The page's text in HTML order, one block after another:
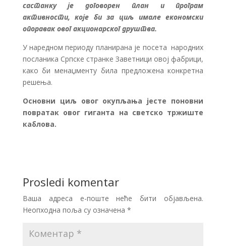
састанку је договорен план и програм
активности, које би за циљ имале економски
опоравак овог акционарског друштва.
У наредном периоду планирана је посета народних
посланика Српске странке Заветници овој фабрици,
како би менаџменту била предложена конкретна
решења.
Основни циљ овог окупљања јесте поновни
повратак овог гиганта на светско тржиште
каблова.
Prosledi komentar
Ваша адреса е-поште неће бити објављена.
Неопходна поља су означена *